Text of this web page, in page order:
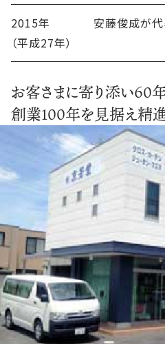
2015年
（平成27年）
安藤俊成が
お客さまに寄り添い60
創業100年を見据え精進